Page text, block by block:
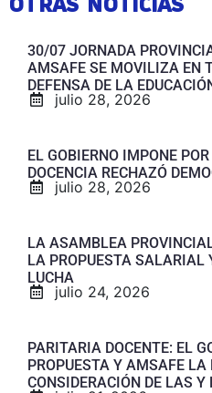
30/07 JORNADA
AMSAFE SE MOVILIZA EN
DEFENSA DE LA
julio 28, 2026
EL GOBIERNO IMPONE
DOCENCIA RECHAZÓ
julio 28, 2026
LA ASAMBLEA
LA PROPUESTA SALARIAL
LUCHA
julio 24, 2026
PARITARIA DOCENTE: EL
PROPUESTA Y AMSAFE LA
CONSIDERACIÓN DE LAS Y